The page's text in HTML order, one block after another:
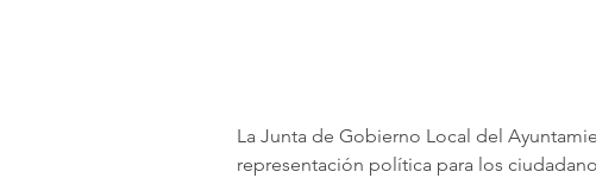
La Junta de Gobierno Local del
representación política para los